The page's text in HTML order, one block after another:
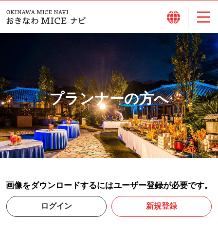
プランナーの方へ
画像をダウンロードするにはユーザー登録が必要です。
ログイン 新規登録